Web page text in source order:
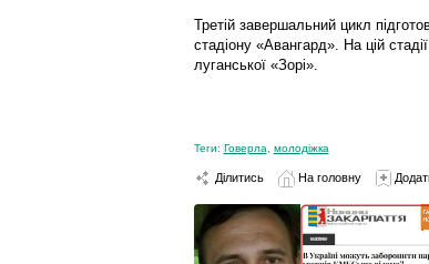
Третій завершальний цикл
стадіону «Авангард». На цій
луганської «Зорі».
Теги: Говерла молодіжка
Ділитись На головну